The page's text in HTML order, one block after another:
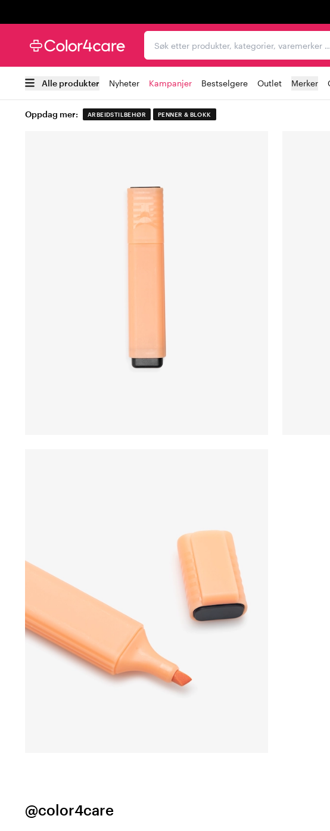
Søk etter produkter, kategorier,
Alle produkter Nyheter Kampanjer Bestselgere Outlet Merker
Oppdag mer: ARBEIDSTILBEHØR PENNER & BLOKK
@color4care